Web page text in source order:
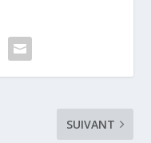
SUIVANT